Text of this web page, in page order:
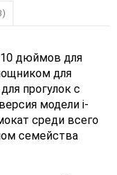
дюймов для
для
прогулок с
модели i-
среди всего
семейства